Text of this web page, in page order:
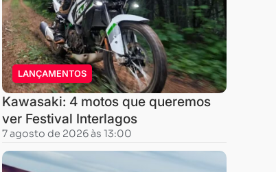
LANÇAMENTOS
Kawasaki: 4 motos que queremos
ver Festival Interlagos
7 agosto de 2026 às 13:00